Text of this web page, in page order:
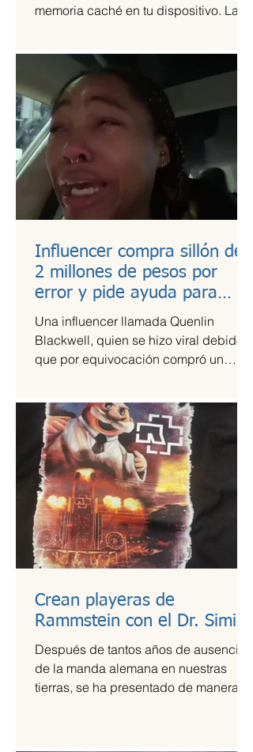
memoria caché en tu dispositivo. La
Influencer compra sillón de
2 millones de pesos por
error y pide ayuda para
pagarlo
Una influencer llamada Quenlin
Blackwell, quien se hizo viral debido a
que por equivocación compró un
Crean playeras de
Rammstein con el Dr. Simi
Después de tantos años de ausencia
de la manda alemana en nuestras
tierras, se ha presentado de manera